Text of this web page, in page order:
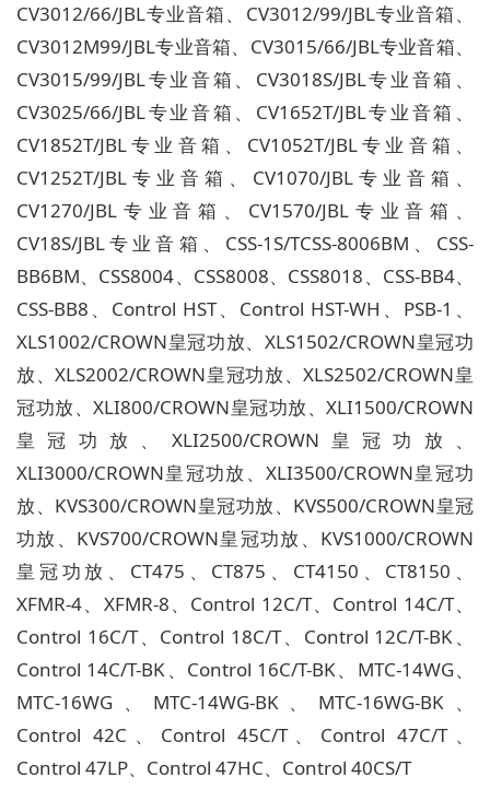
CV3012/66/JBL专业音箱、CV3012/99/JBL专业音箱、
CV3012M99/JBL专业音箱、CV3015/66/JBL专业音箱、
CV3015/99/JBL专业音箱、CV3018S/JBL专业音箱、
CV3025/66/JBL专业音箱、CV1652T/JBL专业音箱、
CV1852T/JBL专业音箱、CV1052T/JBL专业音箱、
CV1252T/JBL专业音箱、CV1070/JBL专业音箱、
CV1270/JBL专业音箱、CV1570/JBL专业音箱、
CV18S/JBL专业音箱、CSS-1S/TCSS-8006BM、CSS-
BB6BM、CSS8004、CSS8008、CSS8018、CSS-BB4、
CSS-BB8、Control HST、Control HST-WH、PSB-1、
XLS1002/CROWN皇冠功放、XLS1502/CROWN皇冠功
放、XLS2002/CROWN皇冠功放、XLS2502/CROWN皇
冠功放、XLI800/CROWN皇冠功放、XLI1500/CROWN
皇冠功放、XLI2500/CROWN皇冠功放、
XLI3000/CROWN皇冠功放、XLI3500/CROWN皇冠功
放、KVS300/CROWN皇冠功放、KVS500/CROWN皇冠
功放、KVS700/CROWN皇冠功放、KVS1000/CROWN
皇冠功放、CT475、CT875、CT4150、CT8150、
XFMR-4、XFMR-8、Control 12C/T、Control 14C/T、
Control 16C/T、Control 18C/T、Control 12C/T-BK、
Control 14C/T-BK、Control 16C/T-BK、MTC-14WG、
MTC-16WG、MTC-14WG-BK、MTC-16WG-BK、
Control 42C、Control 45C/T、Control 47C/T、
Control 47LP、Control 47HC、Control 40CS/T